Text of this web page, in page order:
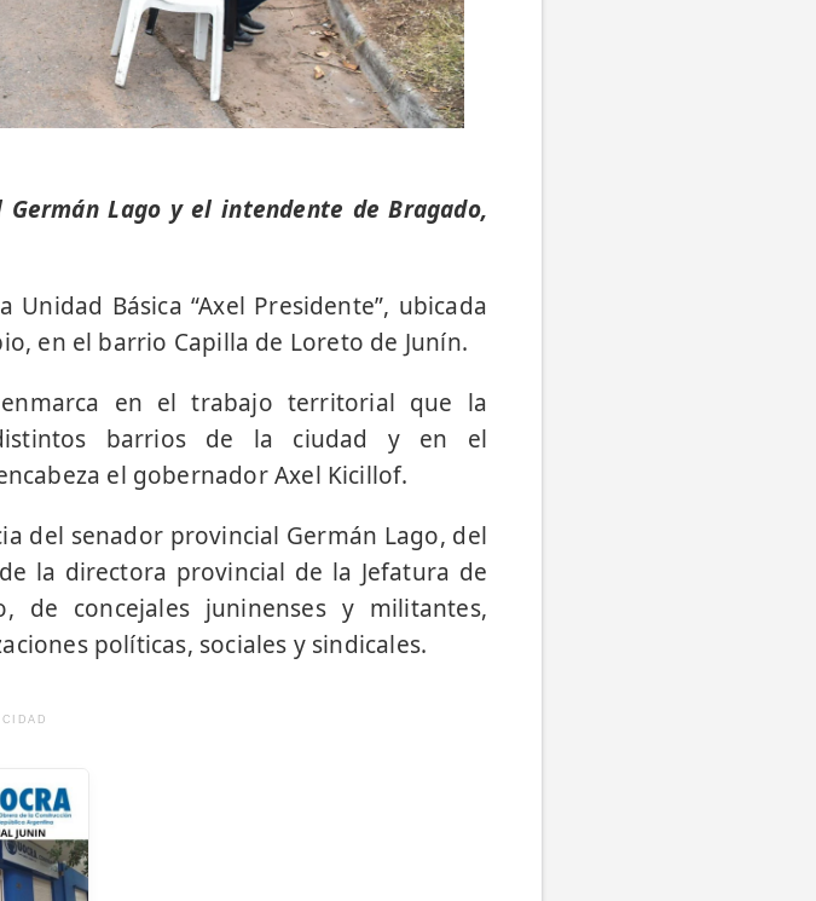
Lago y el intendente de Bragado,
Básica “Axel Presidente”, ubicada
en el barrio Capilla de Loreto de Junín.
en el trabajo territorial que la
barrios de la ciudad y en el
el gobernador Axel Kicillof.
del senador provincial Germán Lago, del
la directora provincial de la Jefatura de
de concejales juninenses y militantes,
políticas, sociales y sindicales.